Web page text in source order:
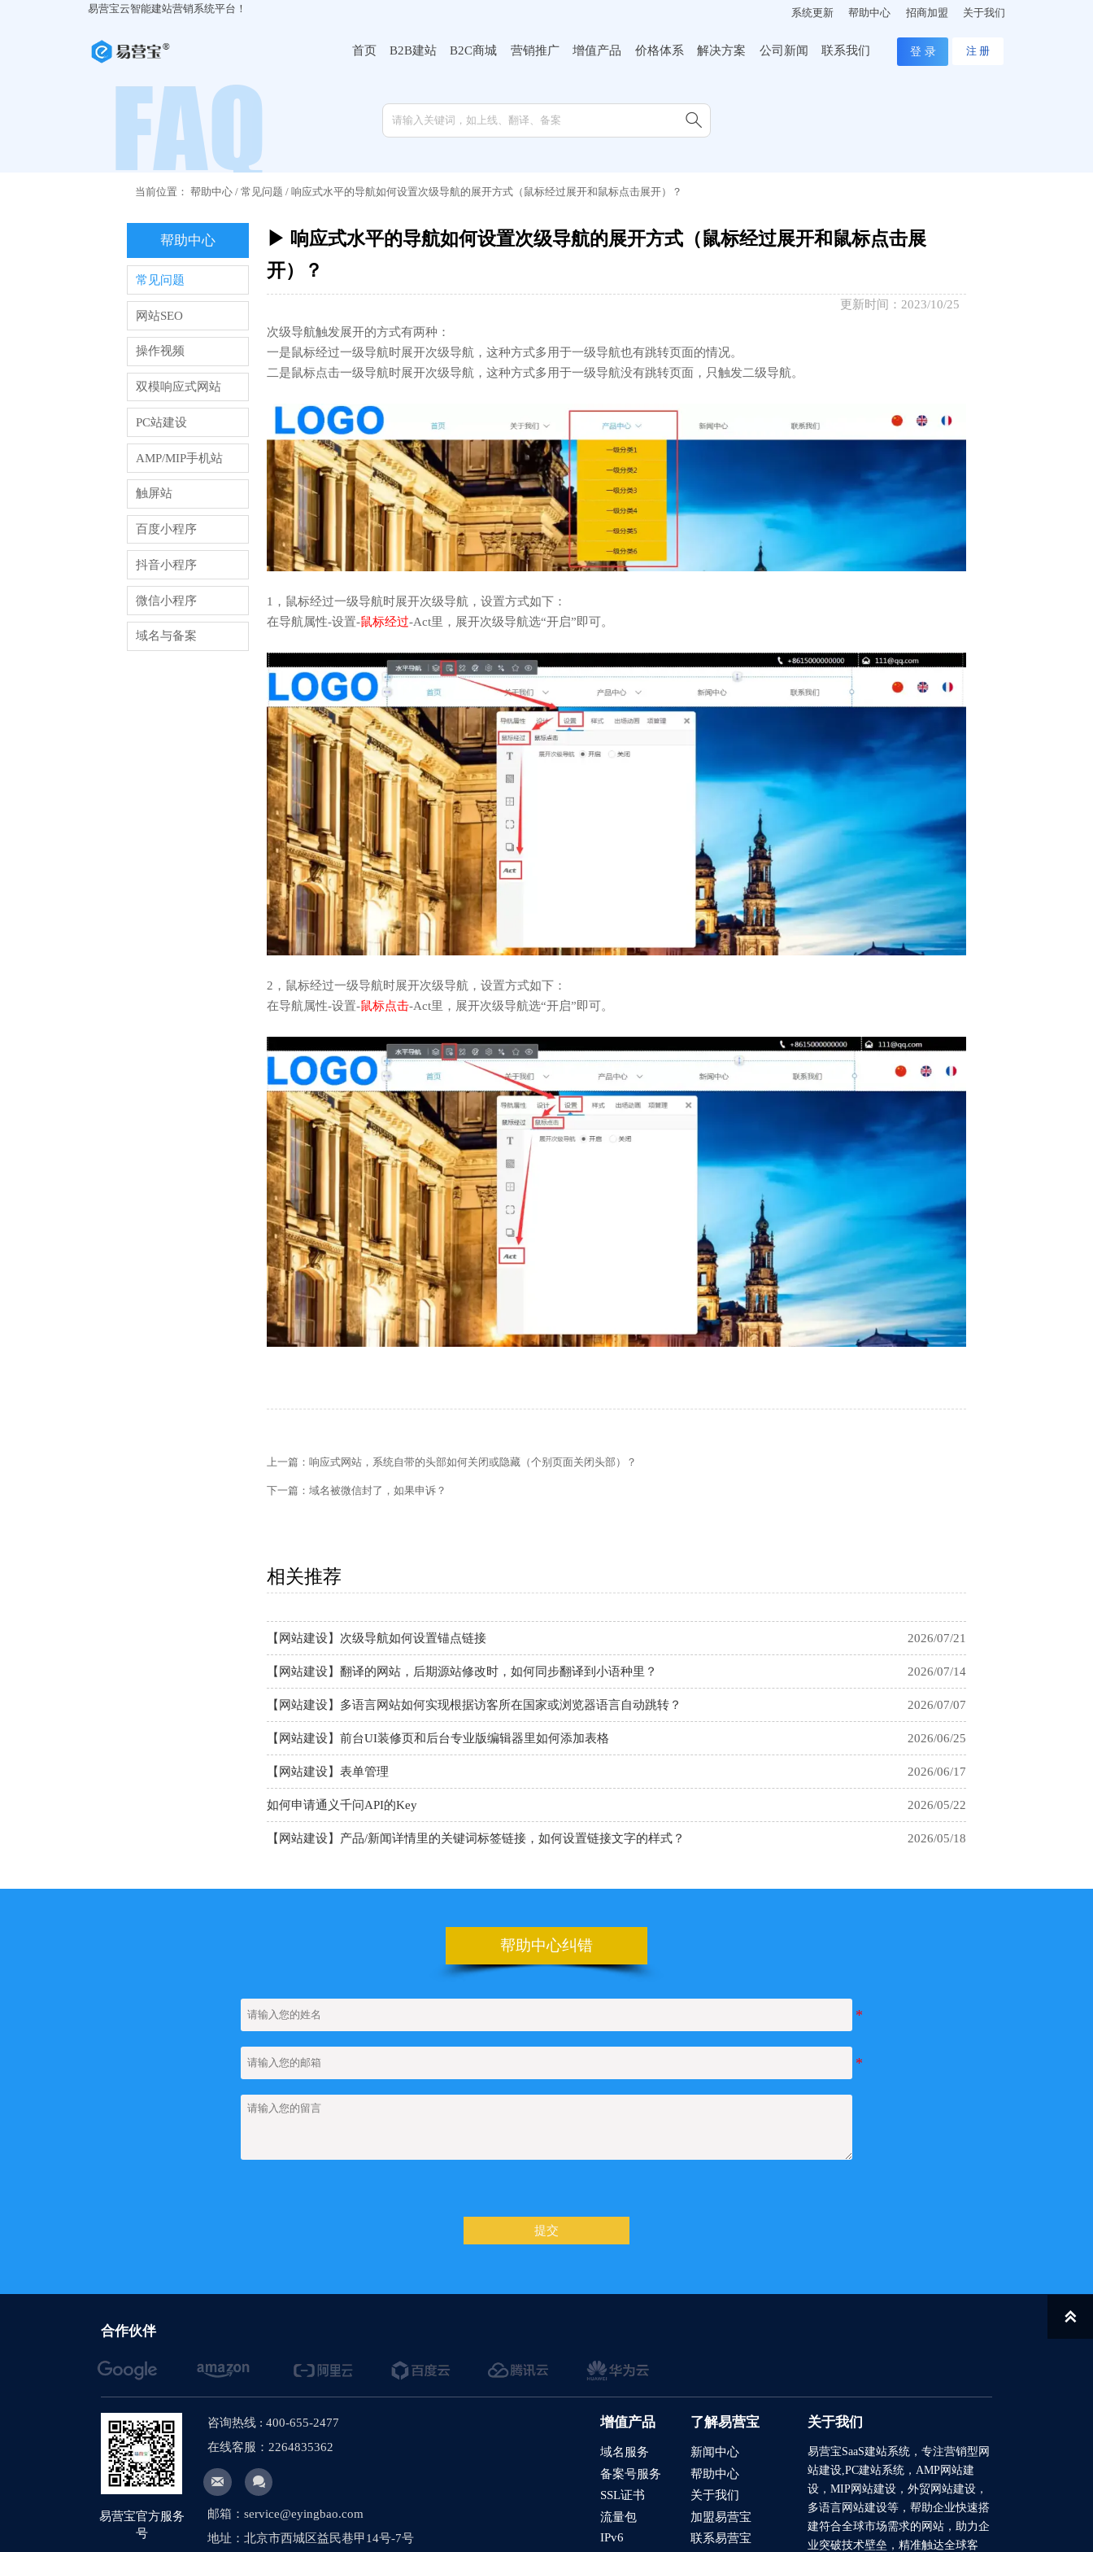
易营宝云智能建站营销系统平台！ 系统更新 帮助中心 招商加盟 关于我们
首页 B2B建站 B2C商城 营销推广 增值产品 价格体系 解决方案 公司新闻 联系我们 登 录 注 册

当前位置： 帮助中心/ 常见问题 / 响应式水平的导航如何设置次级导航的展开方式（鼠标经过展开和鼠标点击展开）？
帮助中心
常见问题
网站SEO
操作视频
双模响应式网站
PC站建设
AMP/MIP手机站
触屏站
百度小程序
抖音小程序
微信小程序
域名与备案
▶ 响应式水平的导航如何设置次级导航的展开方式（鼠标经过展开和鼠标点击展
开）？
更新时间：2023/10/25
次级导航触发展开的方式有两种：
一是鼠标经过一级导航时展开次级导航，这种方式多用于一级导航也有跳转页面的情况。
二是鼠标点击一级导航时展开次级导航，这种方式多用于一级导航没有跳转页面，只触发二级导航。
1，鼠标经过一级导航时展开次级导航，设置方式如下：
在导航属性-设置-鼠标经过-Act里，展开次级导航选“开启”即可。
2，鼠标经过一级导航时展开次级导航，设置方式如下：
在导航属性-设置-鼠标点击-Act里，展开次级导航选“开启”即可。
上一篇： 响应式网站，系统自带的头部如何关闭或隐藏（个别页面关闭头部）？
下一篇： 域名被微信封了，如果申诉？
相关推荐
【网站建设】网站做好后如何绑定域名、选服务器上线（网站如何上线）？
【网站建设】翻译的网站，后期源站修改时，如何同步翻译到小语种里？ 2026/07/14
【网站建设】多语言网站如何实现根据访客所在国家或浏览器语言自动跳转？ 2026/07/07
【网站建设】前台UI装修页和后台专业版编辑器里如何添加表格 2026/06/25
【网站建设】表单管理 2026/06/17
如何申请通义千问API的Key 2026/05/22
【网站建设】产品/新闻详情里的关键词标签链接，如何设置链接文字的样式？ 2026/05/18
【网站建设】AI 代码助手 2026/04/20
【网站建设】如何设置管理后台的登录地址
【网站建设】网站上如何配置Line在线咨询
【网站建设】网站上如何配置KakaoTalk在线咨询
【网站建设】网站上如何配置Telegram在线咨询
团队管理
【网站建设】网站需求表和服务进度管理
【网站建设】将产品添加到购物车后，如何设置下右下角的购物车弹窗
【网站建设】多语言网站如何在CMS后台查看询盘 2025/07/24
【社媒运营】社媒全智达-社媒发帖 2025/07/16
【网站建设】图片在线编辑 2025/07/04
【网站建设】网站的留言板如何绑定邮件推送和微信推送？ 2026/03/12
帮助中心纠错
提交
合作伙伴
易营宝官方服务
号
咨询热线 : 400-655-2477
在线客服：2264835362
 
邮箱：service@eyingbao.com
地址：北京市西城区益民巷甲14号-7号
增值产品
域名服务
备案号服务
SSL证书
流量包
IPv6
了解易营宝
新闻中心
帮助中心
关于我们
加盟易营宝
联系易营宝
关于我们
易营宝SaaS建站系统，专注营销型网
站建设,PC建站系统，AMP网站建
设，MIP网站建设，外贸网站建设，
多语言网站建设等，帮助企业快速搭
建符合全球市场需求的网站，助力企
业突破技术壁垒，精准触达全球客
